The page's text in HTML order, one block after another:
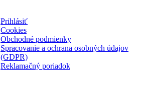
Prihlásiť
Cookies
Obchodné podmienky
Spracovanie a ochrana osobných údajov
(GDPR)
Reklamačný poriadok